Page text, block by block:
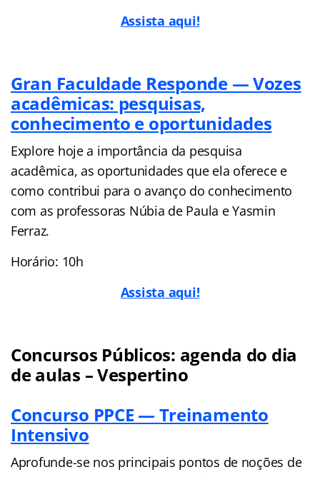
Assista aqui!
Gran Faculdade Responde — Vozes
acadêmicas: pesquisas,
conhecimento e oportunidades
Explore hoje a importância da pesquisa
acadêmica, as oportunidades que ela oferece e
como contribui para o avanço do conhecimento
com as professoras Núbia de Paula e Yasmin
Ferraz.
Horário: 10h
Assista aqui!
Concursos Públicos: agenda do dia
de aulas – Vespertino
Concurso PPCE — Treinamento
Intensivo
Aprofunde-se nos principais pontos de noções de